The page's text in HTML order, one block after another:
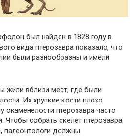
был найден в 1828 году в
вида птерозавра показало, что
были разнообразны и имели
жили вблизи мест, где были
Их хрупкие кости плохо
окаменелости птерозавра часто
Чтобы собрать скелет птерозавра
палеонтологи должны